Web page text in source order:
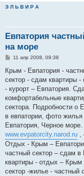
Э Л Ь В И Р А
Евпатория
на море
С
о
щ
е
н
и
е
11 апр 2008, 09:38
Крым - Евпатория -
сектор - сдам квартиры
- курорт – Евпатория.
комфортабельные
сектора. Подробности о
в евпатории, фото
Евпатория, Черное море.
www.evpatorcity.narod.ru ,
Отдых - Крым –
частный сектор – сдам
квартиры - отдых – Крым
сектор -жилье - частный